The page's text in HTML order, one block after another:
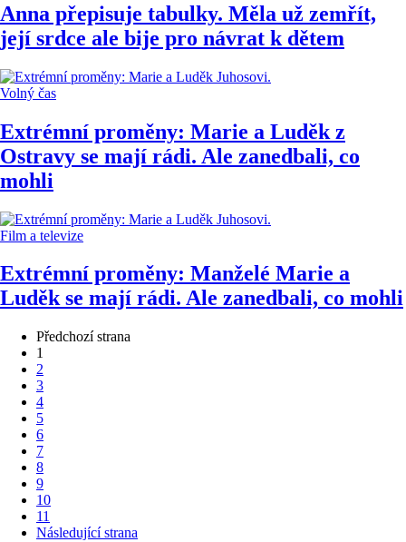
Anna přepisuje tabulky. Měla už zemřít,
její srdce ale bije pro návrat k dětem
Volný čas
Extrémní proměny: Marie a Luděk z
Ostravy se mají rádi. Ale zanedbali, co
mohli
Film a televize
Extrémní proměny: Manželé Marie a
Luděk se mají rádi. Ale zanedbali, co mohli
Předchozí strana
1
2
3
4
5
6
7
8
9
10
11
Následující strana